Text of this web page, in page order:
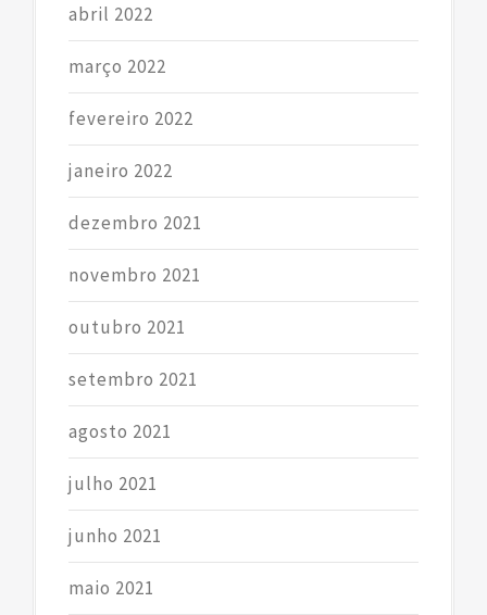
abril 2022
março 2022
fevereiro 2022
janeiro 2022
dezembro 2021
novembro 2021
outubro 2021
setembro 2021
agosto 2021
julho 2021
junho 2021
maio 2021